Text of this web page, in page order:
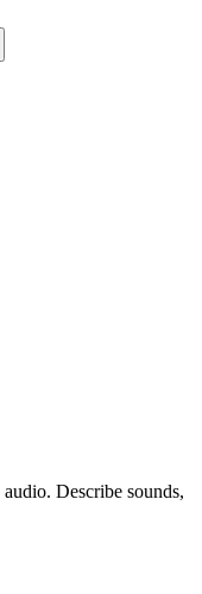
Describe sounds,